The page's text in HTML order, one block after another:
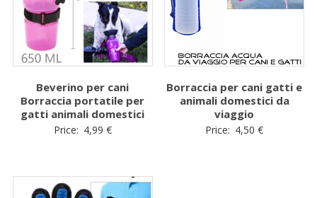
Beverino per cani
Borraccia portatile per
gatti animali domestici
Price: 4,99 €
Borraccia per cani gatti e
animali domestici da
viaggio
Price: 4,50€